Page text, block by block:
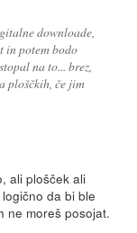
downloade,
in potem bodo
na to... brez,
ploščkih, če jim
ali plošček ali
da bi ble
ne moreš posojat.